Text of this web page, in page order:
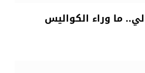
ما وراء الكواليس